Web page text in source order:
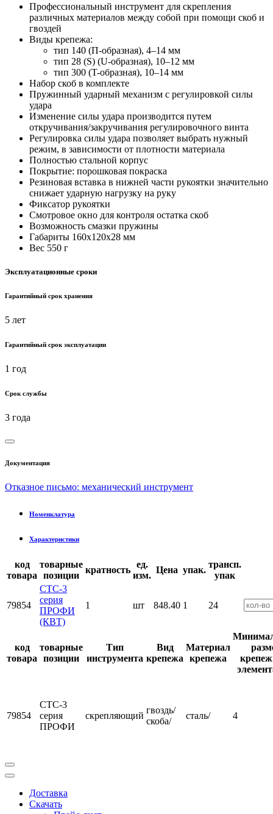
Профессиональный инструмент для скрепления
различных материалов между собой при помощи скоб и
гвоздей
Виды крепежа:
тип 140 (П-образная), 4–14 мм
тип 28 (S) (U-образная), 10–12 мм
тип 300 (T-образная), 10–14 мм
Набор скоб в комплекте
Пружинный ударный механизм с регулировкой силы
удара
Изменение силы удара производится путем
откручивания/закручивания регулировочного винта
Регулировка силы удара позволяет выбрать нужный
режим, в зависимости от плотности материала
Полностью стальной корпус
Покрытие: порошковая покраска
Резиновая вставка в нижней части рукоятки значительно
снижает ударную нагрузку на руку
Фиксатор рукоятки
Смотровое окно для контроля остатка скоб
Возможность смазки пружины
Габариты 160х120х28 мм
Вес 550 г
Эксплуатационные сроки
Гарантийный срок хранения
5 лет
Гарантийный срок эксплуатации
1 год
Срок службы
3 года
Документация
Отказное письмо: механический инструмент
Номенклатура
Характеристики
код
товара
товарные
позиции
кратность
ед.
изм.
Цена упак.
трансп.
упак
79854
СТС-3
серия
ПРОФИ
(КВТ)
1 шт 848.40 1 24
код
товара
товарные
позиции
Тип
инструмента
Вид
крепежа
Материал
крепежа
79854
СТС-3
серия
ПРОФИ
скрепляющий
гвоздь/
скоба/
сталь/ 4
Доставка
Скачать